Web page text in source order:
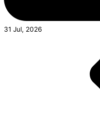
31 Jul, 2026